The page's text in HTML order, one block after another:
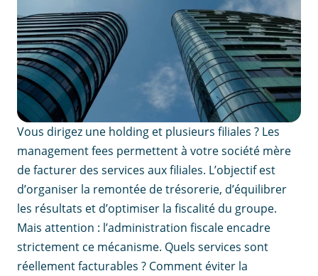
Vous dirigez une holding et plusieurs filiales ? Les
management fees permettent à votre société mère
de facturer des services aux filiales. L’objectif est
d’organiser la remontée de trésorerie, d’équilibrer
les résultats et d’optimiser la fiscalité du groupe.
Mais attention : l’administration fiscale encadre
strictement ce mécanisme. Quels services sont
réellement facturables ? Comment éviter la